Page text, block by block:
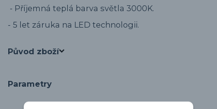
- Příjemná teplá barva světla 3000K.
- 5 let záruka na LED technologii.
Původ zboží
Parametry